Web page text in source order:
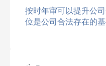
按时年审可以提升公
位是公司合法存在的基